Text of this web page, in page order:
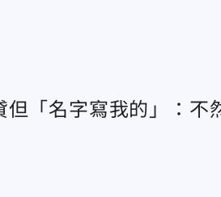
「名字寫我的」：不